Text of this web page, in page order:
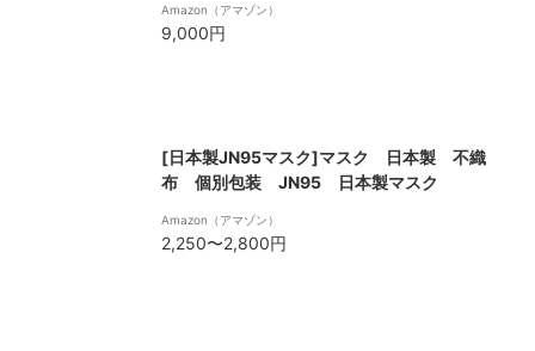
誘導 非接触式手指消毒機 細菌抑制 家庭用 病
院用 滅菌器 ウイルス対策 ハンドクリーナー
Amazon（アマゾン）
9,000円
[日本製JN95マスク]マスク 日本製 不織
布 個別包装 JN95 日本製マスク
Amazon（アマゾン）
2,250〜2,800円